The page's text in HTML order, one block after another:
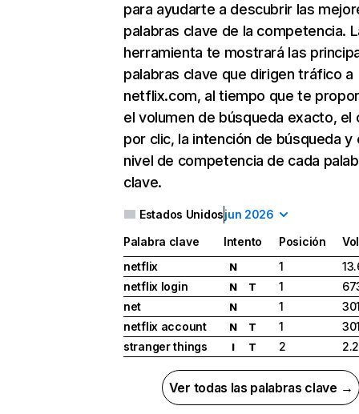
para ayudarte a descubrir las
palabras clave de la competencia.
herramienta te mostrará las
palabras clave que dirigen tráfico a
netflix.com, al tiempo que te
el volumen de búsqueda exacto, el
por clic, la intención de búsqueda y
nivel de competencia de cada
clave.
Estados Unidosjun 2026
Palabra clave Intento Posición
netflix
N 1
netflix login
N T 1
net
N 1
netflix account
N T 1
stranger things
I T 2
Ver todas las palabras clave →